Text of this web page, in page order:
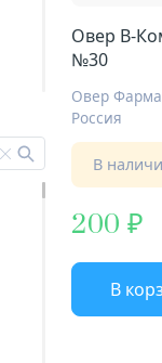
Овер B-
№30
Овер
Россия
В
200
В